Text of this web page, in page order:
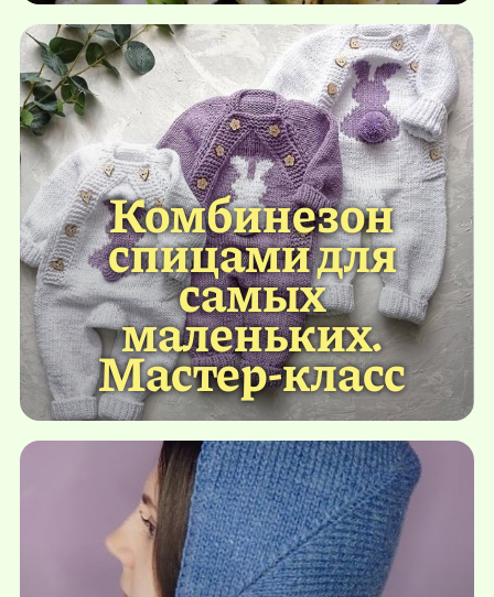
Комбинезон
спицами для
самых
маленьких.
Мастер-класс